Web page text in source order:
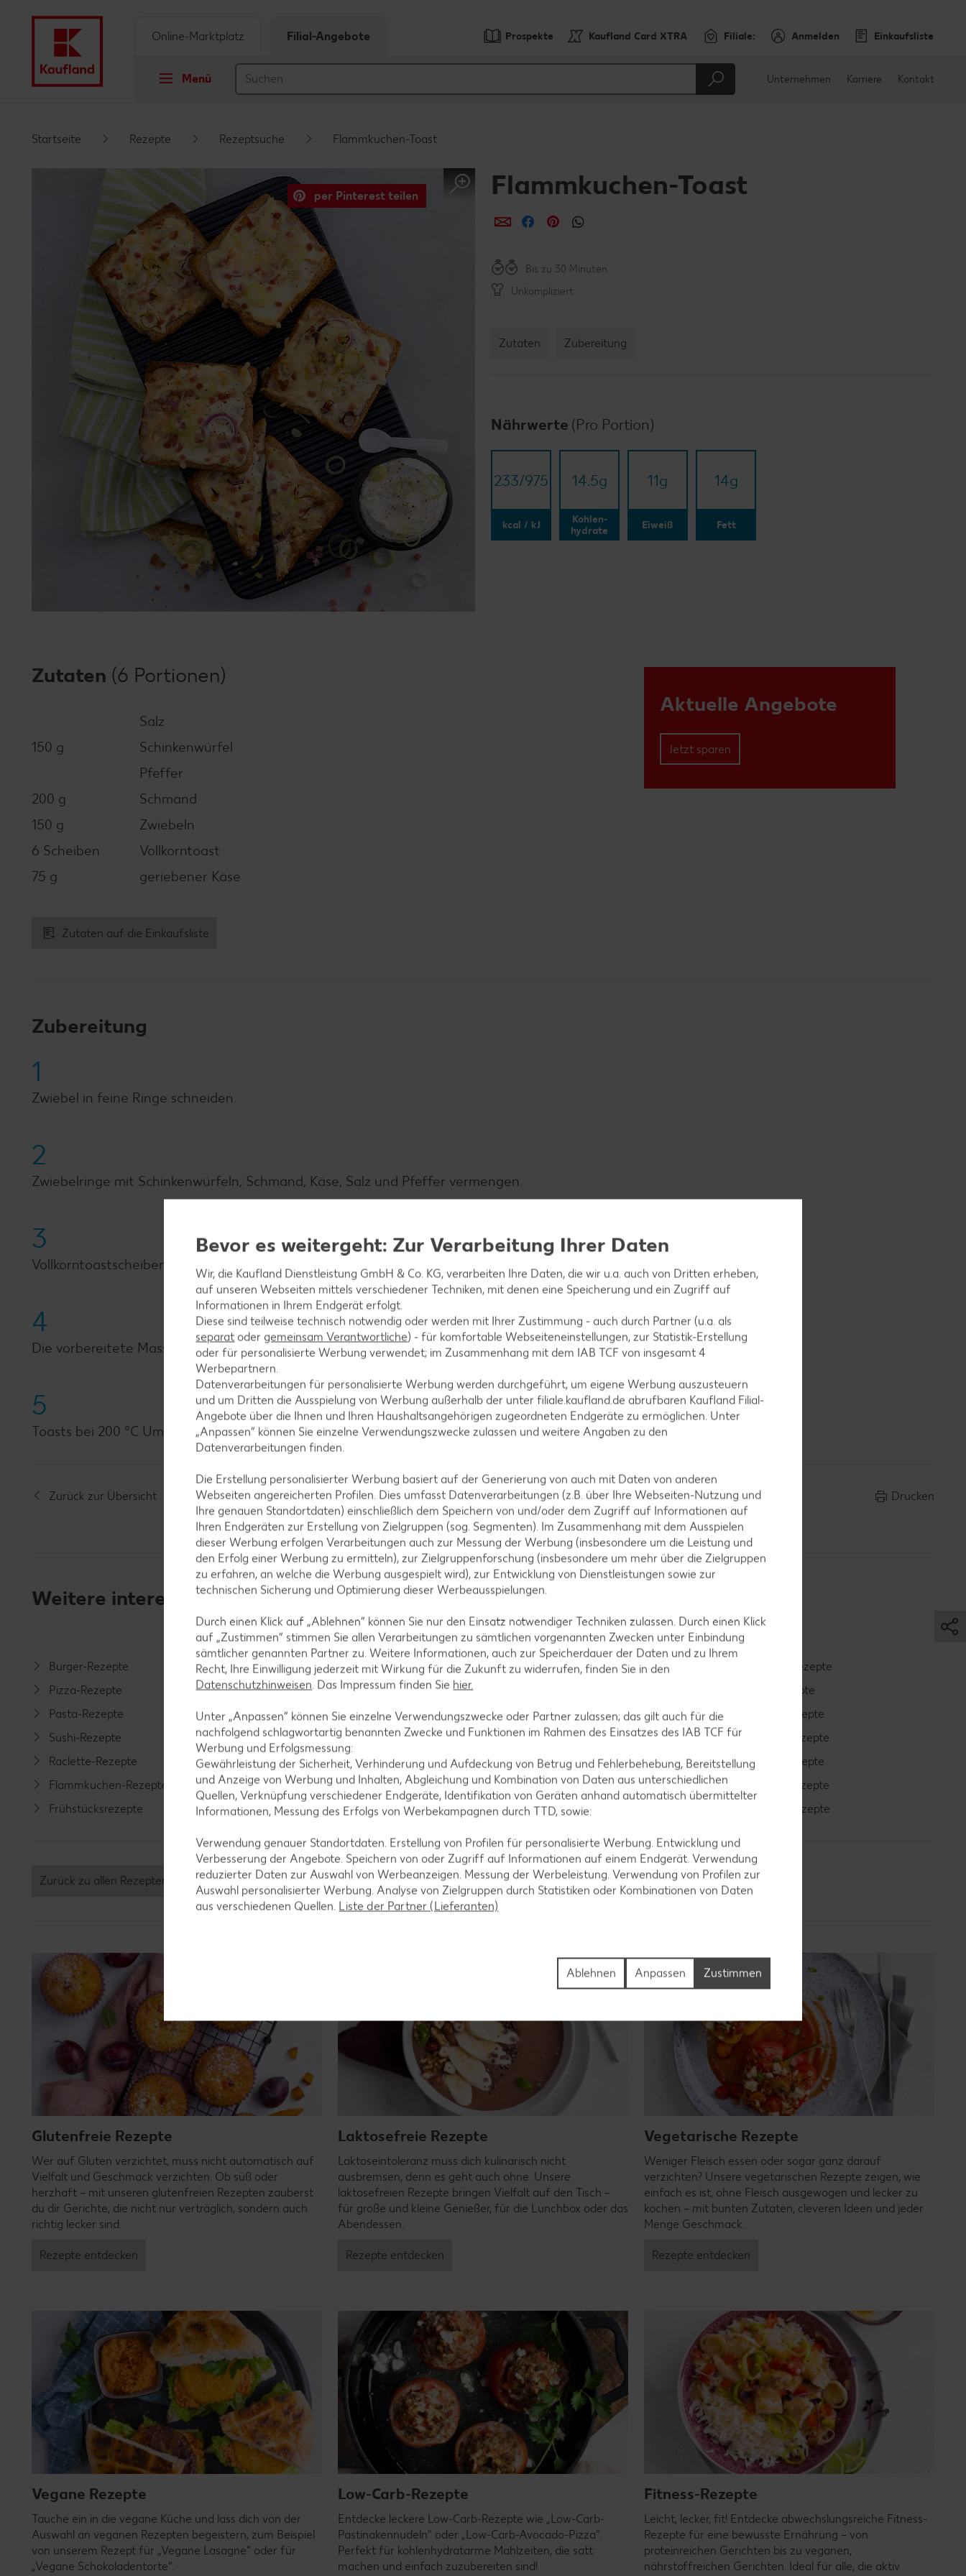
Schwebender Seitenbereich
Prospekte Kaufland Card XTRA Filiale: Anmelden Einkaufsliste
Menü
Online-Marktplatz Filial-Angebote
Unternehmen Karriere Kontakt
Startseite Rezepte Rezeptsuche Flammkuchen-Toast
per Pinterest teilen Flammkuchen-Toast
per E-Mail teilen
per Facebook teilen
per Pinterest teilen
Bis zu 30 Minuten
Unkompliziert
Zutaten Zubereitung
Nährwerte (Pro Portion)
233/​975
kcal / kJ
14.5g
Kohlen-
hydrate
11g
Eiweiß
14g
Fett
Aktuelle Angebote
Jetzt sparen
Zutaten (6 Portionen)
Salz
150 g
Schinkenwürfel
Pfeffer
200 g
Schmand
150 g
Zwiebeln
6 Scheiben
Vollkorntoast
75 g
geriebener Käse
Zutaten auf die Einkaufsliste
Zubereitung
1
Zwiebel in feine Ringe schneiden.
2
Zwiebelringe mit Schinkenwürfeln, Schmand, Käse, Salz und Pfeffer vermengen.
3
Vollkorntoastscheiben mit Abstand auf ein mit Backpapier belegtes Blech legen.
4
Die vorbereitete Masse gleichmäßig auf den Toastscheiben verteilen.
5
Toasts bei 200 °C Umluft für circa 15 Minuten goldbraun und knusprig backen.
Zurück zur Übersicht Drucken
Weitere interessante Rezeptkategorien
Burger-Rezepte
Pizza-Rezepte
Pasta-Rezepte
Sushi-Rezepte
Raclette-Rezepte
Flammkuchen-Rezepte
Frühstücksrezepte
Salat-Rezepte
Spargel-Rezepte
Fleisch-Rezepte
Fisch-Rezepte
Geflügel-Rezepte
Lamm-Rezepte
Grill-Rezepte
Muffin-Rezepte
Schokokuchen-Rezepte
Torten-Rezepte
Eis-Rezepte
Pfannkuchen-Rezepte
Plätzchen-Rezepte
Smoothie-Rezepte
Bowle-Rezepte
Cocktail-Rezepte
Avocado-Rezepte
Erdbeer-Rezepte
Blaubeer-Rezepte
Bananen-Rezepte
Zurück zu allen Rezepten
Glutenfreie Rezepte
Wer auf Gluten verzichtet, muss nicht automatisch auf
Vielfalt und Geschmack verzichten. Ob süß oder
herzhaft – mit unseren glutenfreien Rezepten zauberst
du dir Gerichte, die nicht nur verträglich, sondern auch
richtig lecker sind.
Rezepte entdecken
Laktosefreie Rezepte
Laktoseintoleranz muss dich kulinarisch nicht
ausbremsen, denn es geht auch ohne. Unsere
laktosefreien Rezepte bringen Vielfalt auf den Tisch –
für große und kleine Genießer, für die Lunchbox oder das
Abendessen.
Rezepte entdecken
Vegetarische Rezepte
Weniger Fleisch essen oder sogar ganz darauf
verzichten? Unsere vegetarischen Rezepte zeigen, wie
einfach es ist, ohne Fleisch ausgewogen und lecker zu
kochen – mit bunten Zutaten, cleveren Ideen und jeder
Menge Geschmack.
Rezepte entdecken
Vegane Rezepte
Tauche ein in die vegane Küche und lass dich von der
Auswahl an veganen Rezepten begeistern, zum Beispiel
von unserem Rezept für „Vegane Lasagne“ oder für
„Vegane Schokoladentorte“.
Low-Carb-Rezepte
Entdecke leckere Low-Carb-Rezepte wie „Low-Carb-
Pastinakennudeln" oder „Low-Carb-Avocado-Pizza".
Perfekt für kohlenhydratarme Mahlzeiten, die satt
machen und einfach zuzubereiten sind!
Fitness-Rezepte
Leicht, lecker, fit! Entdecke abwechslungsreiche Fitness-
Rezepte für eine bewusste Ernährung – von
proteinreichen Gerichten bis zu veganen,
nährstoffreichen Gerichten. Ideal für alle, die aktiv
Bevor es weitergeht: Zur Verarbeitung Ihrer Daten
Wir, die Kaufland Dienstleistung GmbH & Co. KG, verarbeiten Ihre Daten, die wir u.a. auch von Dritten erheben,
auf unseren Webseiten mittels verschiedener Techniken, mit denen eine Speicherung und ein Zugriff auf
Informationen in Ihrem Endgerät erfolgt.
Diese sind teilweise technisch notwendig oder werden mit Ihrer Zustimmung - auch durch Partner (u.a. als
separat oder gemeinsam Verantwortliche) - für komfortable Webseiteneinstellungen, zur Statistik-Erstellung
oder für personalisierte Werbung verwendet; im Zusammenhang mit dem IAB TCF von insgesamt4
Werbepartnern.
Datenverarbeitungen für personalisierte Werbung werden durchgeführt, um eigene Werbung auszusteuern
und um Dritten die Ausspielung von Werbung außerhalb der unter filiale.kaufland.de abrufbaren Kaufland Filial-
Angebote über die Ihnen und Ihren Haushaltsangehörigen zugeordneten Endgeräte zu ermöglichen. Unter
„Anpassen“ können Sie einzelne Verwendungszwecke zulassen und weitere Angaben zu den
Datenverarbeitungen finden.
Die Erstellung personalisierter Werbung basiert auf der Generierung von auch mit Daten von anderen
Webseiten angereicherten Profilen. Dies umfasst Datenverarbeitungen (z.B. über Ihre Webseiten-Nutzung und
Ihre genauen Standortdaten) einschließlich dem Speichern von und/oder dem Zugriff auf Informationen auf
Ihren Endgeräten zur Erstellung von Zielgruppen (sog. Segmenten). Im Zusammenhang mit dem Ausspielen
dieser Werbung erfolgen Verarbeitungen auch zur Messung der Werbung (insbesondere um die Leistung und
den Erfolg einer Werbung zu ermitteln), zur Zielgruppenforschung (insbesondere um mehr über die Zielgruppen
zu erfahren, an welche die Werbung ausgespielt wird), zur Entwicklung von Dienstleistungen sowie zur
technischen Sicherung und Optimierung dieser Werbeausspielungen.
Durch einen Klick auf „Ablehnen“ können Sie nur den Einsatz notwendiger Techniken zulassen. Durch einen Klick
auf „Zustimmen“ stimmen Sie allen Verarbeitungen zu sämtlichen vorgenannten Zwecken unter Einbindung
sämtlicher genannten Partner zu. Weitere Informationen, auch zur Speicherdauer der Daten und zu Ihrem
Recht, Ihre Einwilligung jederzeit mit Wirkung für die Zukunft zu widerrufen, finden Sie in den
Datenschutzhinweisen. Das Impressum finden Sie hier.
Unter „Anpassen“ können Sie einzelne Verwendungszwecke oder Partner zulassen; das gilt auch für die
nachfolgend schlagwortartig benannten Zwecke und Funktionen im Rahmen des Einsatzes des IAB TCF für
Werbung und Erfolgsmessung:
Gewährleistung der Sicherheit, Verhinderung und Aufdeckung von Betrug und Fehlerbehebung, Bereitstellung
und Anzeige von Werbung und Inhalten, Abgleichung und Kombination von Daten aus unterschiedlichen
Quellen, Verknüpfung verschiedener Endgeräte, Identifikation von Geräten anhand automatisch übermittelter
Informationen, Messung des Erfolgs von Werbekampagnen durch TTD, sowie:
Verwendung genauer Standortdaten. Erstellung von Profilen für personalisierte Werbung. Entwicklung und
Verbesserung der Angebote. Speichern von oder Zugriff auf Informationen auf einem Endgerät. Verwendung
reduzierter Daten zur Auswahl von Werbeanzeigen. Messung der Werbeleistung. Verwendung von Profilen zur
Auswahl personalisierter Werbung. Analyse von Zielgruppen durch Statistiken oder Kombinationen von Daten
aus verschiedenen Quellen. Liste der Partner (Lieferanten)
Zustimmen
Anpassen
Ablehnen